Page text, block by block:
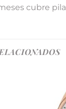
cubre pila